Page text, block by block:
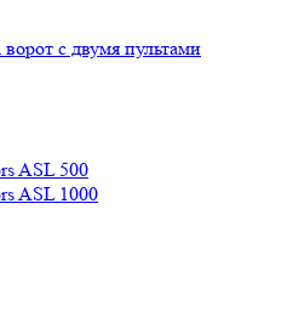
с двумя пультами
ASL 500
ASL 1000